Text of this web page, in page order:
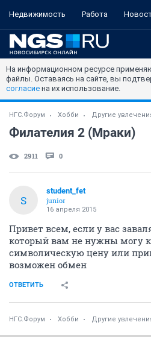
Недвижимость Работа
На информационном ресурсе
файлы. Оставаясь на сайте, вы
согласие на их использование.
НГС.Форум Хобби Другие
Филателия 2 (Мраки)
2911 0
S
student_fet
junior
16 апреля 2015
Привет всем, если у вас
который вам не нужны могу
символическую цену или
возможен обмен
ОТВЕТИТЬ
НГС.Форум Хобби Другие